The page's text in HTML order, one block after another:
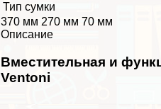
Тип сумки
370 мм 270 мм 70 мм
Описание
Вместительная и
Ventoni